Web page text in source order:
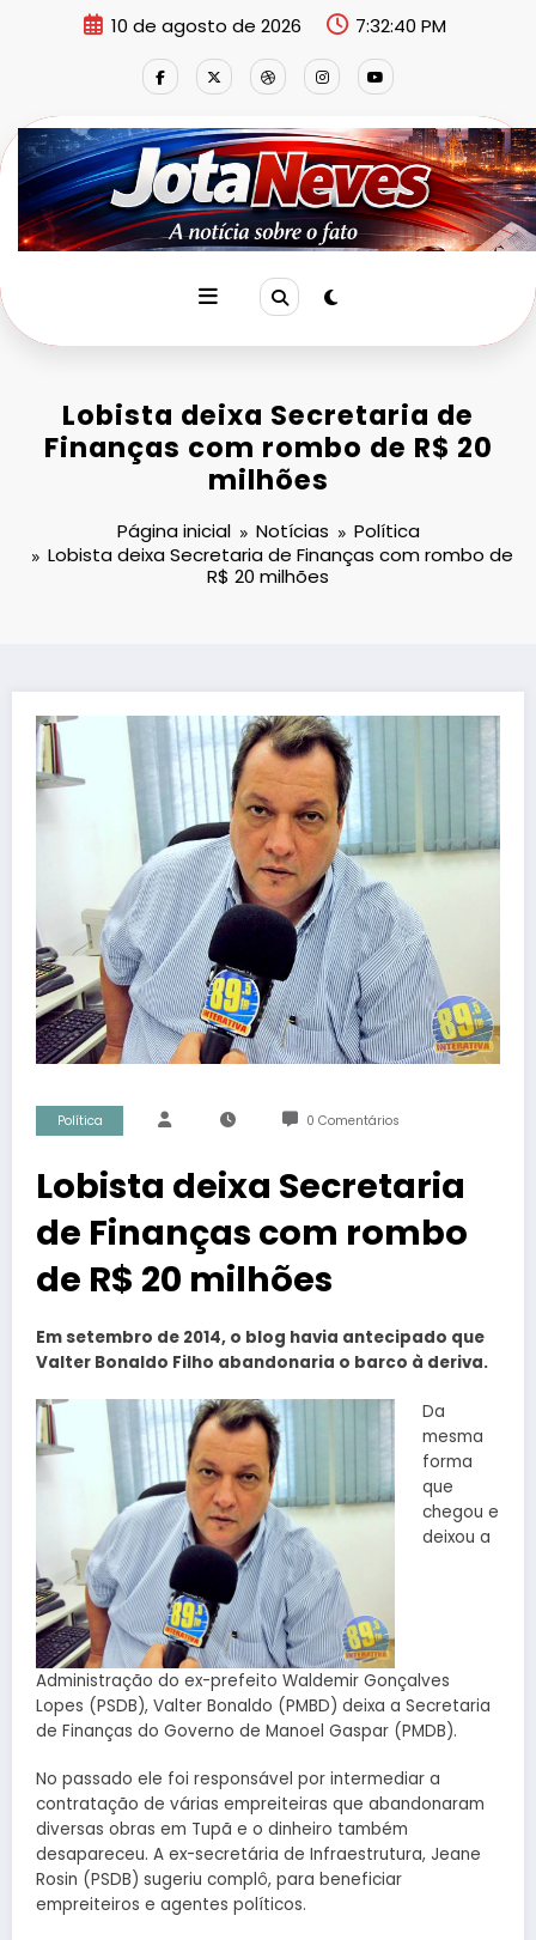
10 de agosto de 2026 7:32:41 PM
Lobista deixa Secretaria de
Finanças com rombo de R$ 20
milhões
Página inicial Notícias
Política
Lobista deixa Secretaria de Finanças com rombo de
R$ 20 milhões
Política 0 Comentários
Lobista deixa Secretaria
de Finanças com rombo
de R$ 20 milhões
Em setembro de 2014, o blog havia antecipado que
Valter Bonaldo Filho abandonaria o barco à deriva.
Da
mesma
forma
que
chegou e
deixou a
Administração do ex-prefeito Waldemir Gonçalves
Lopes (PSDB), Valter Bonaldo (PMBD) deixa a Secretaria
de Finanças do Governo de Manoel Gaspar (PMDB).
No passado ele foi responsável por intermediar a
contratação de várias empreiteiras que abandonaram
diversas obras em Tupã e o dinheiro também
desapareceu. A ex-secretária de Infraestrutura, Jeane
Rosin (PSDB) sugeriu complô, para beneficiar
empreiteiros e agentes políticos.